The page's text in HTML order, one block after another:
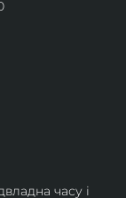
часу і